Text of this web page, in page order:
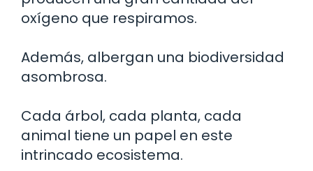
oxígeno que respiramos.
Además, albergan una biodiversidad
asombrosa.
Cada árbol, cada planta, cada
animal tiene un papel en este
intrincado ecosistema.